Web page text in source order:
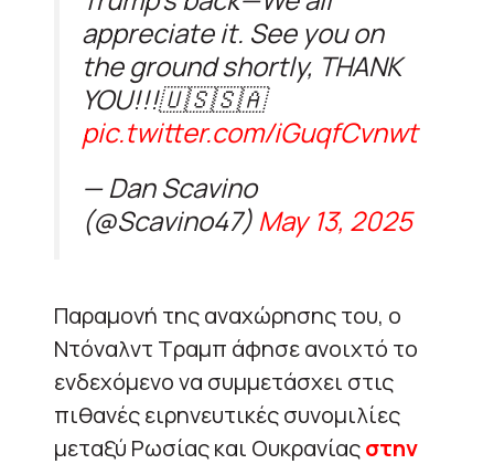
appreciate it. See you on
the ground shortly, THANK
YOU!!!🇺🇸🇸🇦
pic.twitter.com/iGuqfCvnwt
— Dan Scavino
(@Scavino47)May 13, 2025
Παραμονή της αναχώρησης του, ο
Ντόναλντ Τραμπ άφησε ανοιχτό το
ενδεχόμενο να συμμετάσχει στις
πιθανές ειρηνευτικές συνομιλίες
μεταξύ Ρωσίας και Ουκρανίαςστην